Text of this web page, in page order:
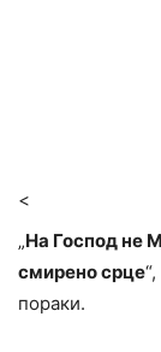
<
„На Господ не
смирено срце
пораки.